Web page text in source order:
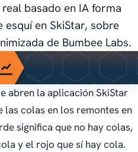
basado en IA forma
en SkiStar, sobre
de Bumbee Labs.
abren la aplicación SkiStar
colas en los remontes en
significa que no hay colas,
y el rojo que sí hay cola.